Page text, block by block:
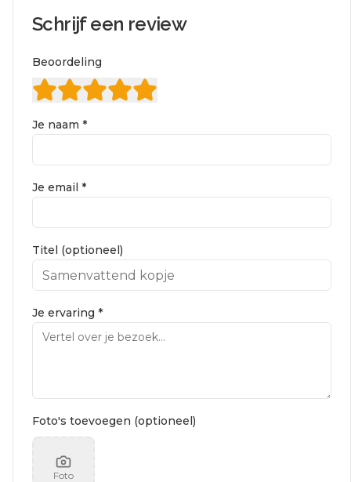
Schrijf een review
Beoordeling
Je naam *
Je email *
Titel (optioneel)
Je ervaring *
Foto's toevoegen (optioneel)
Foto